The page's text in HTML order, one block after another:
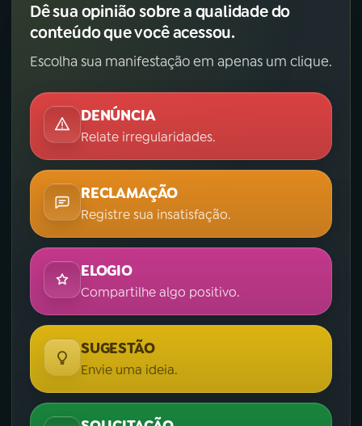
Dê sua opinião sobre a qualidade do
conteúdo que você acessou.
Escolha sua manifestação em apenas um clique.
DENÚNCIA
Relate irregularidades.
RECLAMAÇÃO
Registre sua insatisfação.
ELOGIO
Compartilhe algo positivo.
SUGESTÃO
Envie uma ideia.